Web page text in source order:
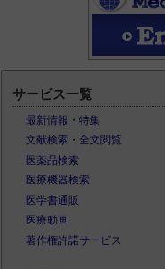
サービス一覧
最新情報・特集
文献検索・全文閲覧
医薬品検索
医療機器検索
医学書通販
医療動画
著作権許諾サービス